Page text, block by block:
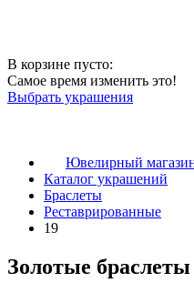
В корзине пусто:
Самое время изменить это!
Выбрать украшения
Ювелирный
Каталог украшений
Браслеты
Реставрированные
19
Золотые